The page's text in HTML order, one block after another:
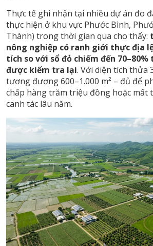
Thực tế ghi nhận tại nhiều dự án đo
thực hiện ở khu vực Phước Bình,
Thành) trong thời gian qua cho thấy:
nông nghiệp có ranh giới thực địa
tích so với sổ đỏ chiếm đến
được kiểm tra lại. Với diện tích thửa
tương đương 600–1.000 m² – đủ để
chấp hàng trăm triệu đồng hoặc mất
canh tác lâu năm.